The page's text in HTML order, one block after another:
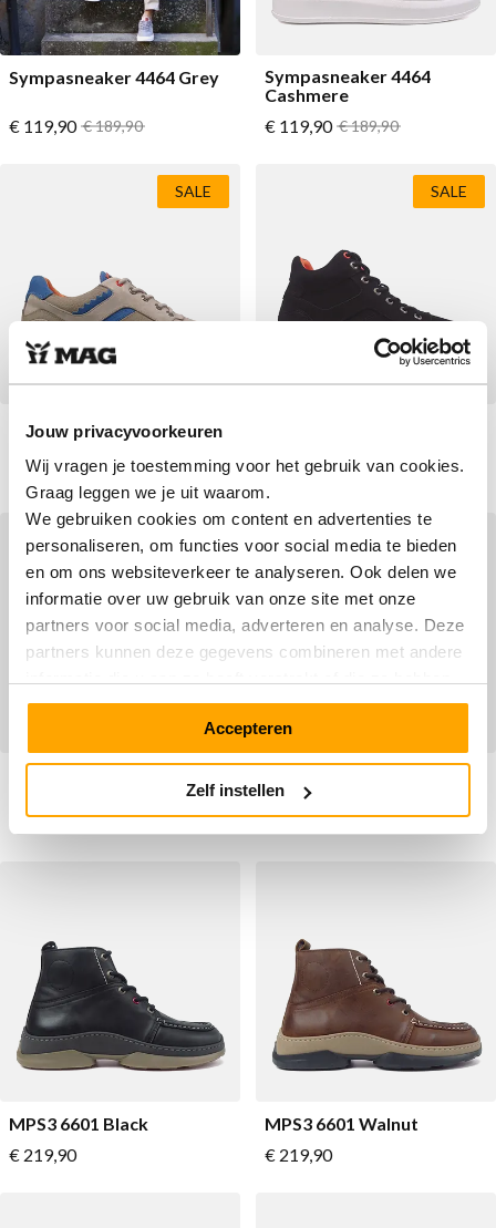
Jouw privacyvoorkeuren
Wij vragen je toestemming voor het gebruik van cookies.
Graag leggen we je uit waarom.
We gebruiken cookies om content en advertenties te
personaliseren, om functies voor social media te bieden
en om ons websiteverkeer te analyseren. Ook delen we
informatie over uw gebruik van onze site met onze
partners voor social media, adverteren en analyse. Deze
partners kunnen deze gegevens combineren met andere
verzameld op basis van uw gebruik van hun services.
Accepteren
Zelf instellen
Sympasneaker 4464 Grey
Vanaf
€ 119,90 Normale prijs
€ 189,90
Sympasneaker 4464
Cashmere
Vanaf
€ 119,90 Normale prijs
€ 189,90
Sympasneaker 4464 Off-
White
Vanaf
€ 119,90 Normale prijs
€ 189,90
SALE
Vanaf
€ 149,90 Normale prijs
€ 199,90
SALE
Sympasneaker 4466
Vanaf
€ 149,90 Normale prijs
€ 199,90
SALE
Pumpkin Spice
Vanaf
€ 149,90 Normale prijs
€ 199,90
SALE
MPS3 6601 Black
Vanaf
€ 219,90
MPS3 6601 Walnut
Vanaf
€ 219,90